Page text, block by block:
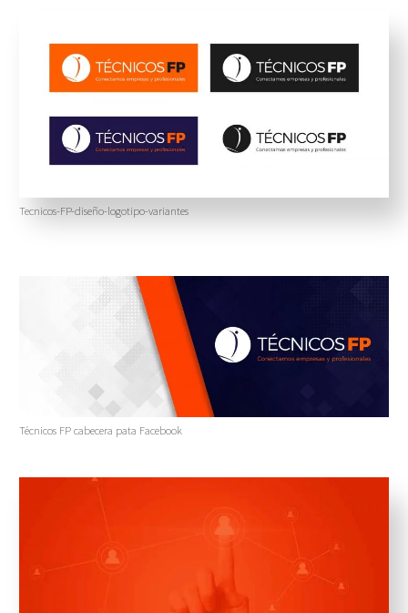
Tecnicos-FP-diseño-logotipo-variantes
Técnicos FP cabecera pata Facebook